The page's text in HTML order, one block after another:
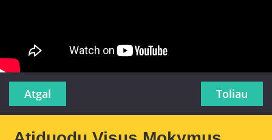
Atgal Toliau